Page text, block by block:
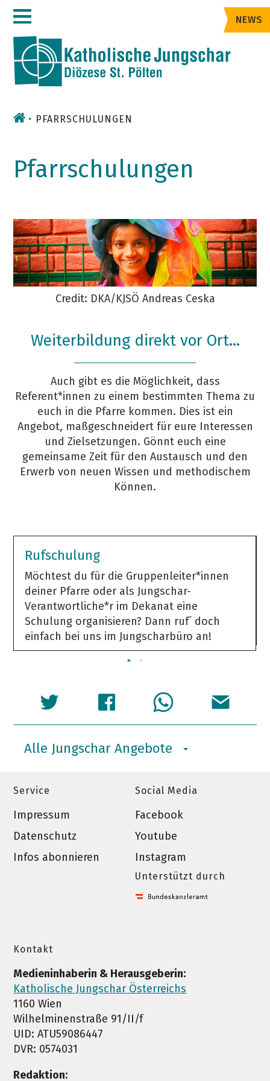
Zum
Inhalt
NEWS
PFARRSCHULUNGEN
Pfarrschulungen
Credit: DKA/KJSÖ Andreas Ceska
Weiterbildung direkt vor Ort...
Auch gibt es die Möglichkeit, dass
Referent*innen zu einem bestimmten Thema zu
euch in die Pfarre kommen. Dies ist ein
Angebot, maßgeschneidert für eure Interessen
und Zielsetzungen. Gönnt euch eine
gemeinsame Zeit für den Austausch und den
Erwerb von neuen Wissen und methodischem
Können.
Rufschulung
Möchtest du für die Gruppenleiter*innen
deiner Pfarre oder als Jungschar-
Verantwortliche*r im Dekanat eine
Schulung organisieren? Dann ruf´ doch
einfach bei uns im Jungscharbüro an!
Alle Jungschar Angebote
Service
Impressum
Datenschutz
Infos abonnieren
Social Media
Facebook
Youtube
Instagram
Unterstützt durch
Kontakt
Medieninhaberin & Herausgeberin:
Katholische Jungschar Österreichs
1160 Wien
Wilhelminenstraße 91/II/f
UID: ATU59086447
DVR: 0574031
Redaktion: